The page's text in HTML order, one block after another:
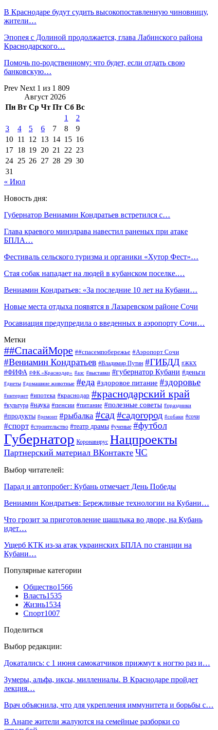
В Краснодаре будут судить высокопоставленную чиновницу,
жители…
Эпопея с Долиной продолжается, глава Лабинского района
Краснодарского…
Помочь по-родственному: что будет, если отдать свою
банковскую…
Prev Next 1 из 1 809
Август 2026
Пн Вт Ср Чт Пт Сб Вс
1
2
3
4 5 6 7 8
9
10 11 12 13 14 15 16
17 18 19 20 21 22 23
24 25 26 27 28 29 30
31
« Июл
Новость дня:
Губернатор Вениамин Кондратьев встретился с…
Глава краевого минздрава навестил раненых при атаке
БПЛА…
Фестиваль сельского туризма и органики «Хутор Фест»…
Стая собак нападает на людей в кубанском поселке.…
Вениамин Кондратьев: «За последние 10 лет на Кубани…
Новые места отдыха появятся в Лазаревском районе Сочи
Росавиация предупредила о введенных в аэропорту Сочи…
Метки
##СпасайМоре ##спасемпобережье #Аэропорт Сочи
#Вениамин Кондратьев #Владимир Путин #ГИБДД #ЖКХ
#ФИФА #ФК «Краснодар» #азс #выставки #губернатор Кубани #деньги
#диеты #домашние животные #еда #здоровое питание #здоровье
#интернет #ипотека #краснодар #краснодарский край
#культура #наука #пенсии #питание #полезные советы #праздники
#продукты #ремонт #рыбалка #сад #садогород #собаки #сочи
#спорт #строительство #театр драмы #ученые #футбол
Губернатор Коронавирус Нацпроекты
Партнерский материал ВКонтакте ЧС
Выбор читателей:
Парад и автопробег: Кубань отмечает День Победы
Вениамин Кондратьев: Бережливые технологии на Кубани…
Что грозит за приготовление шашлыка во дворе, на Кубань
идет…
Ущерб КТК из-за атак украинских БПЛА по станции на
Кубани…
Популярные категории
Общество1566
Власть1535
Жизнь1534
Спорт1007
Поделиться
Выбор редакции:
Докатались: с 1 июня самокатчиков прижмут к ногтю раз и…
Зумеры, альфа, иксы, миллениалы. В Краснодаре пройдет
лекция…
Врач объяснила, что для укрепления иммунитета и борьбы с…
В Анапе жители жалуются на семейные разборки со